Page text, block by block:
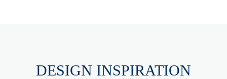
DESIGN INSPIRATION